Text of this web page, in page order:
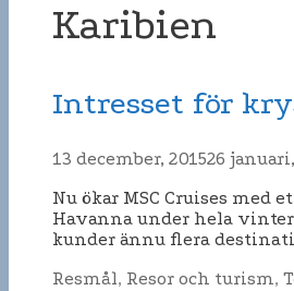
Karibien
Intresset för
13 december, 201526
Nu ökar MSC Cruises med
Havanna under hela
kunder ännu flera
Kategorier
Resmål, Resor och turism,